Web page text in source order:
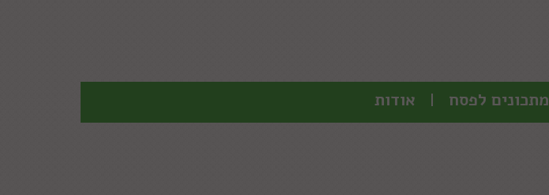
מתכונים לפסח אודות